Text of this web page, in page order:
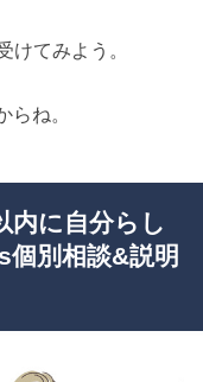
けてみよう。
らね。
内に自分らし
別相談&説明